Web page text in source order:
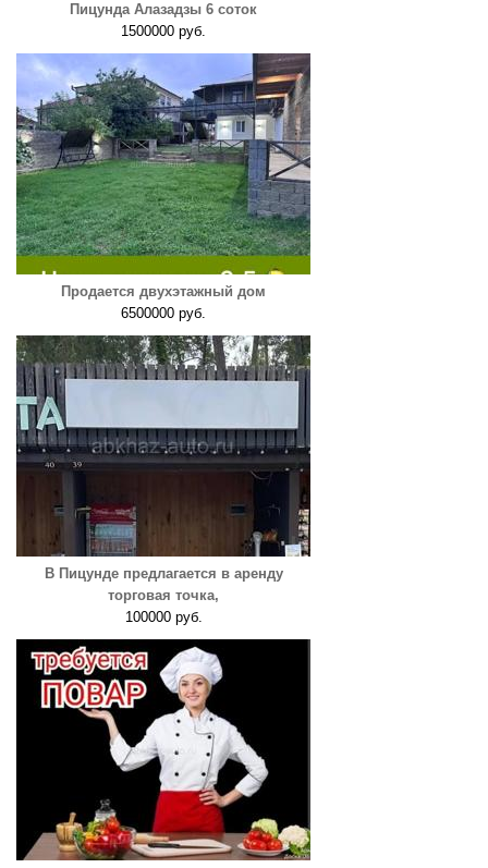
Пицунда Алазадзы 6 соток
1500000 руб.
Продается двухэтажный дом
6500000 руб.
В Пицунде предлагается в аренду
торговая точка,
100000 руб.